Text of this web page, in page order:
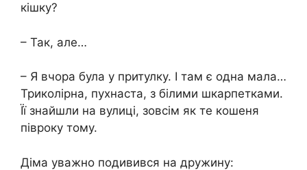
кішку?
– Так, але…
– Я вчора була у притулку. І там є одна мала…
Триколірна, пухнаста, з білими шкарпетками.
Її знайшли на вулиці, зовсім як те кошеня
півроку тому.
Діма уважно подивився на дружину: